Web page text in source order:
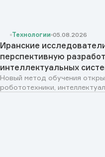
Технологии 05.08.2026
Иранские
перспективную
интеллектуальных
Новый метод обучения
робототехники,